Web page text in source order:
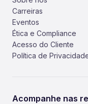
Carreiras
Eventos
Ética e Compliance
Acesso do Cliente
Política de
Acompanhe nas